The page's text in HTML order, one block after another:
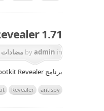
1.71
byadmin in
برنامج Rootkit Revealer ، برنامج مجاني لمكافحة ملفات التجسس…
antispy
Revealer